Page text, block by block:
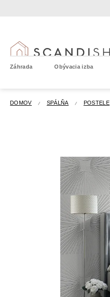
Záhrada Obývacia izba
DOMOV SPÁLŇA POSTELE